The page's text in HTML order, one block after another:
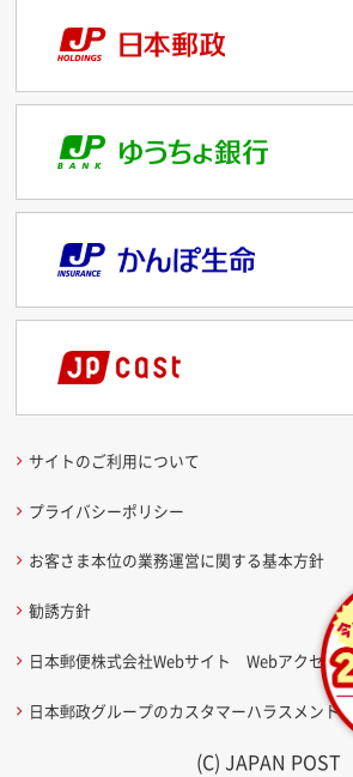
サイトのご利用について
プライバシーポリシー
お客さま本位の業務運営に関する基本方針
勧誘方針
日本郵便株式会社Webサイト Webアクセシ
日本郵政グループのカスタマーハラスメント
(C) JAPAN POST